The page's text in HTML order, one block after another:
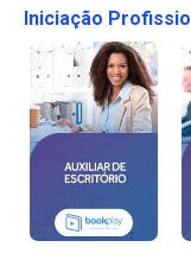
Iniciação